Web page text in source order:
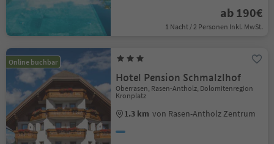
ab 190€
1 Nacht / 2 Personen Inkl. MwSt.
Online buchbar
Hotel Pension Schmalzlhof
Oberrasen, Rasen-Antholz, Dolomitenregion
Kronplatz
1.3 km von Rasen-Antholz Zentrum